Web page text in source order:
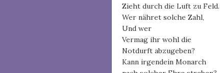
Zieht durch die Luft zu Feld.
Wer nähret solche Zahl,
Und wer
Vermag ihr wohl die
Notdurft abzugeben?
Kann irgendein Monarch